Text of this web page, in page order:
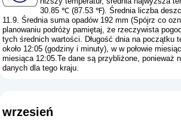
30.85 ℃ (87.53 ℉). Średnia liczba
11.9. Średnia suma opadów 192 mm (Spójrz co
planowaniu podróży pamiętaj, że rzeczywista
tych średnich wartości. Długość dnia na początku
około 12:05 (godziny i minuty), w w połowie
miesiąca 12:05.Te dane są przybliżone, ponieważ
danych dla tego kraju.
wrzesień